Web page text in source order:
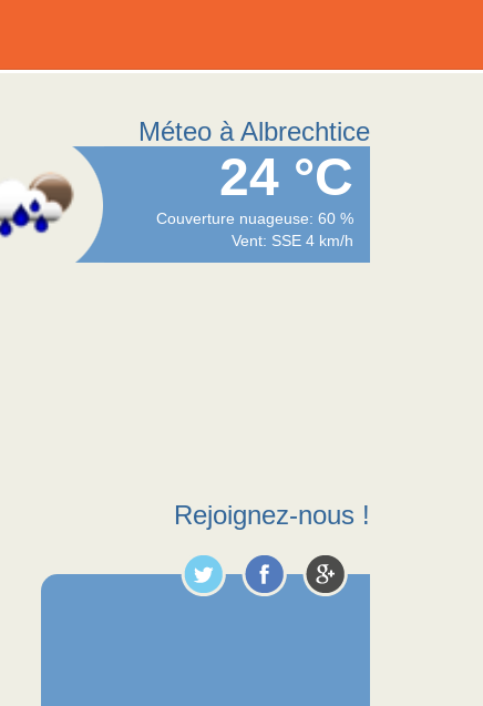
Méteo à Albrechtice
24 °C
Couverture nuageuse: 60 %
Vent: SSE 4 km/h
Rejoignez-nous !